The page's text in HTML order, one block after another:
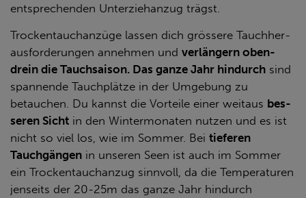
entsprechenden Unterziehanzug trägst.
Tro­ck­en­tauch­an­zü­ge las­sen dich grös­se­re Tauch­her­
aus­for­de­run­gen an­neh­men und ver­län­gern oben­
drein die Tauch­sai­son. Das ganze Jahr hindurch sind
spannende Tauchplätze in der Umgebung zu
betauchen. Du kannst die Vor­tei­le einer weit­aus bes­
se­ren Sicht in den Win­ter­mo­na­ten nut­zen und es ist
nicht so viel los, wie im Sommer. Bei tieferen
Tauchgängen in unseren Seen ist auch im Sommer
ein Trockentauchanzug sinnvoll, da die Temperaturen
jenseits der 20-25m das ganze Jahr hindurch